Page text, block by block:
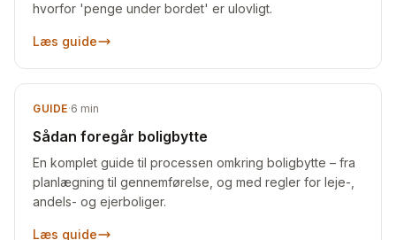
hvorfor 'penge under bordet' er ulovligt.
Læs guide
GUIDE·6 min
Sådan foregår boligbytte
En komplet guide til processen omkring boligbytte – fra
planlægning til gennemførelse, og med regler for leje-,
andels- og ejerboliger.
Læs guide